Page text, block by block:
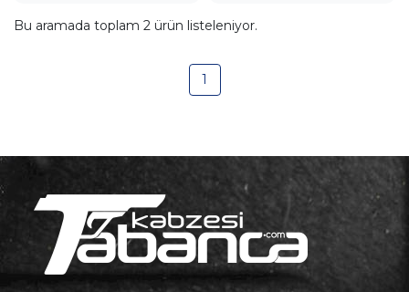
Bu aramada toplam 2 ürün listeleniyor.
1